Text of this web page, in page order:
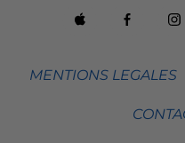
MENTIONS LEGALES